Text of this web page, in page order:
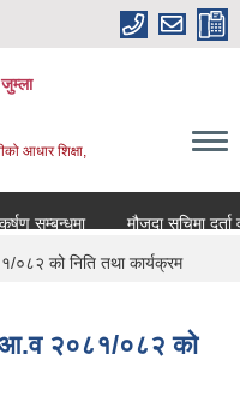
आधार शिक्षा,
सम्बन्धमा
मौजुदा सुचिमा दर्ता वा
०८२ को निति तथा कार्यक्रम
आ.व २०८१/०८२ को